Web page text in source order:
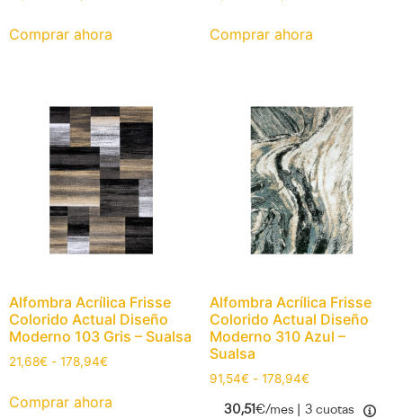
Comprar ahora Comprar ahora
Alfombra Acrílica Frisse
Colorido Actual Diseño
Moderno 103 Gris – Sualsa
21,68€ - 178,94€
Comprar ahora
Alfombra Acrílica Frisse
Colorido Actual Diseño
Moderno 310 Azul –
Sualsa
91,54€ - 178,94€
30,51€/mes | 3 cuotas